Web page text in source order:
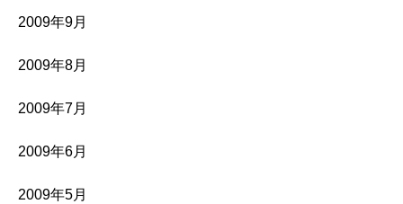
2009年9月
2009年8月
2009年7月
2009年6月
2009年5月